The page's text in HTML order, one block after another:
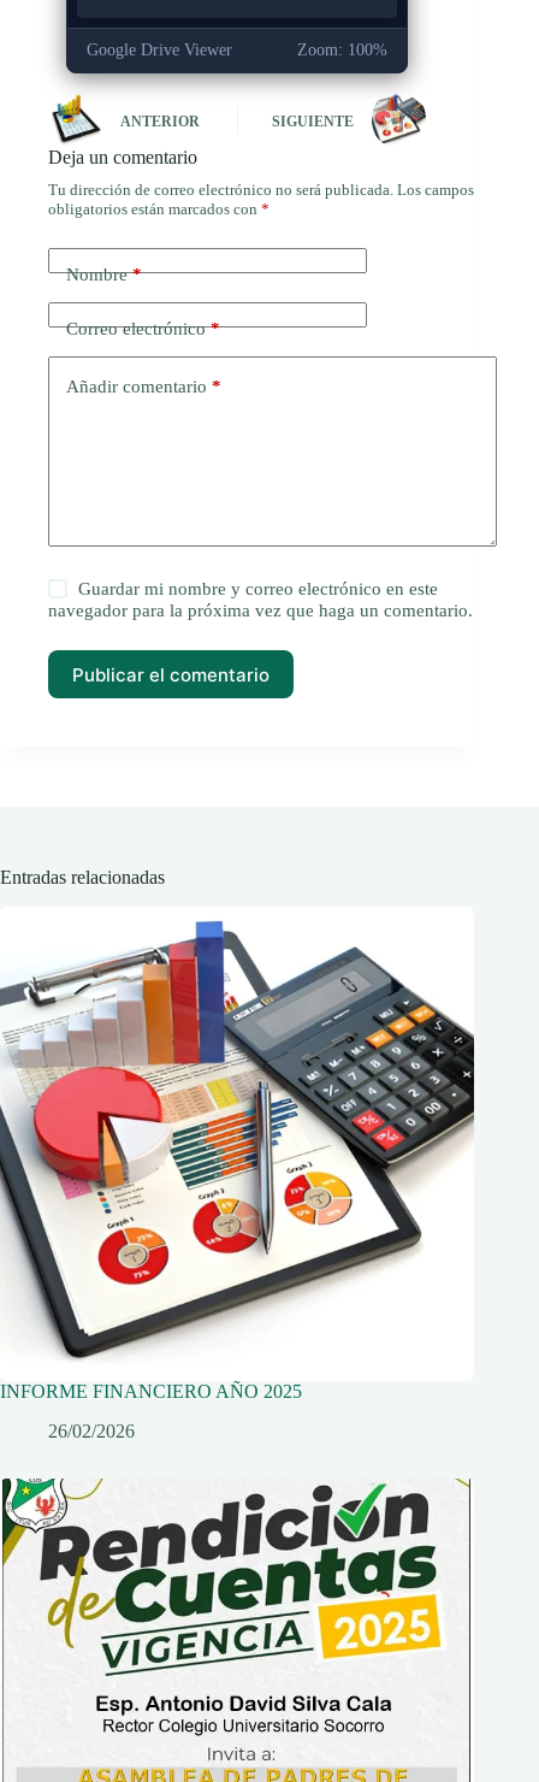
Google Drive Viewer Zoom: 100%
ANTERIOR SIGUIENTE
Deja un comentario
Tu dirección de correo electrónico no será publicada. Los campos
obligatorios están marcados con *
Nombre*
Correo electrónico*
Añadir comentario *
Guardar mi nombre y correo electrónico en este
navegador para la próxima vez que haga un comentario.
Publicar el comentario
Entradas relacionadas
INFORME FINANCIERO AÑO 2025
26/02/2026